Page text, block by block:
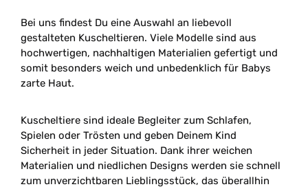
Bei uns findest Du eine Auswahl an liebevoll
gestalteten Kuscheltieren. Viele Modelle sind aus
hochwertigen, nachhaltigen Materialien gefertigt und
somit besonders weich und unbedenklich für Babys
zarte Haut.
Kuscheltiere sind ideale Begleiter zum Schlafen,
Spielen oder Trösten und geben Deinem Kind
Sicherheit in jeder Situation. Dank ihrer weichen
Materialien und niedlichen Designs werden sie schnell
zum unverzichtbaren Lieblingsstück, das überallhin